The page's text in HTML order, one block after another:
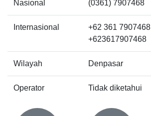
Nasional (0361) 7907468
Internasional
+62 361 7907468
+623617907468
Wilayah Denpasar
Operator Tidak diketahui